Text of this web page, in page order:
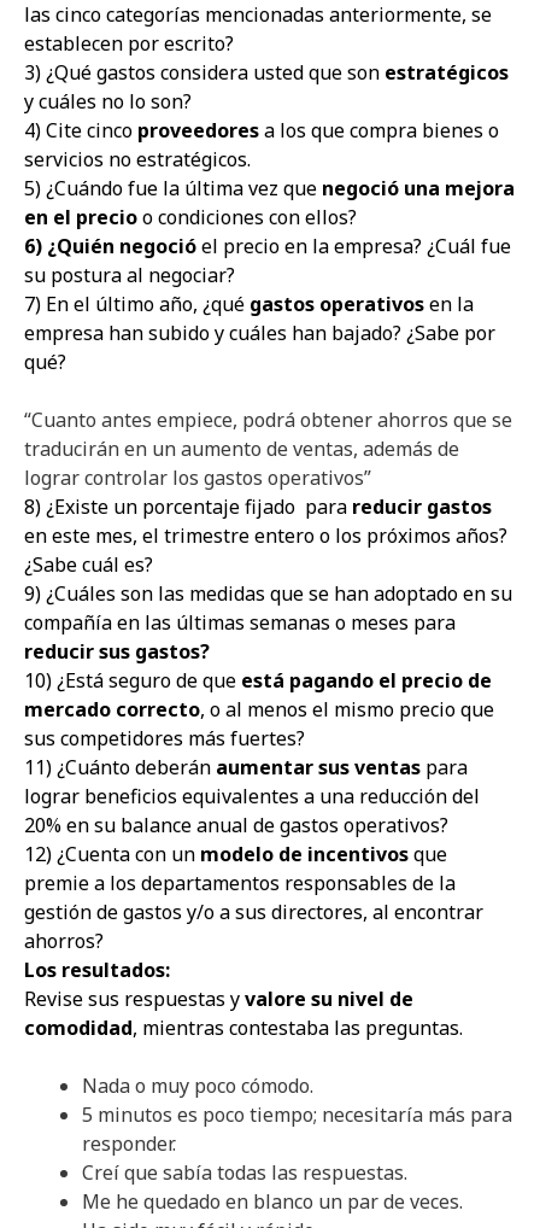
las cinco categorías mencionadas anteriormente, se
establecen por escrito?
3) ¿Qué gastos considera usted que son estratégicos
y cuáles no lo son?
4) Cite cinco proveedoresa los que compra bienes o
servicios no estratégicos.
5) ¿Cuándo fue la última vez que negoció una mejora
en el precioo condiciones con ellos?
6) ¿Quién negocióel precio en la empresa? ¿Cuál fue
su postura al negociar?
7) En el último año, ¿qué gastos operativosen la
empresa han subido y cuáles han bajado? ¿Sabe por
qué?
“Cuanto antes empiece, podrá obtener ahorros que se
traducirán en un aumento de ventas, además de
lograr controlar los gastos operativos”
8) ¿Existe un porcentaje fijado para reducir gastos
en este mes, el trimestre entero o los próximos años?
¿Sabe cuál es?
9) ¿Cuáles son las medidas que se han adoptado en su
compañía en las últimas semanas o meses para
reducir sus gastos?
10) ¿Está seguro de que está pagando el precio de
mercado correcto, o al menos el mismo precio que
sus competidores más fuertes?
11) ¿Cuánto deberán aumentar sus ventas para
lograr beneficios equivalentes a una reducción del
20% en su balance anual de gastos operativos?
12) ¿Cuenta con un modelo de incentivosque
premie a los departamentos responsables de la
gestión de gastos y/o a sus directores, al encontrar
ahorros?
Los resultados:
Revise sus respuestas yvalore su nivel de
comodidad, mientras contestaba las preguntas.
Nada o muy poco cómodo.
5 minutos es poco tiempo; necesitaría más para
responder.
Creí que sabía todas las respuestas.
Me he quedado en blanco un par de veces.